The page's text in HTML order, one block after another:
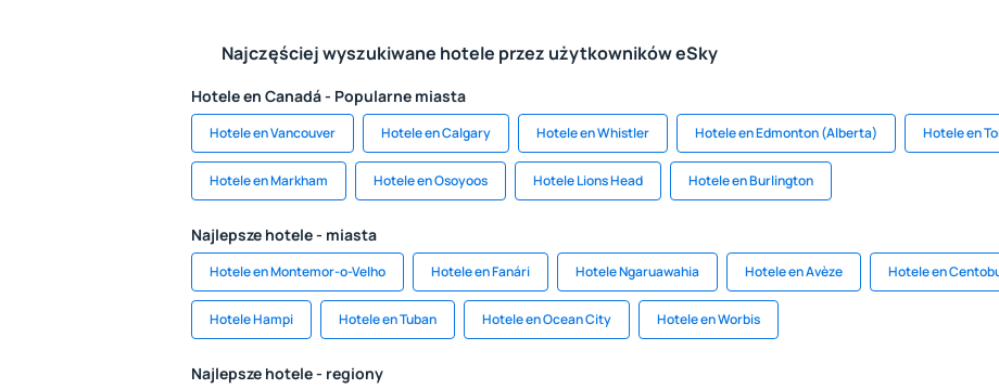
Najczęściej wyszukiwane hotele przez użytkowników eSky
Hotele en Canadá - Popularne miasta
Hotele en Vancouver Hotele en Calgary Hotele en Whistler Hotele en Edmonton (Alberta) Hotele en
Hotele en Markham Hotele en Osoyoos Hotele Lions Head Hotele en Burlington
Najlepsze hotele - miasta
Hotele en Montemor-o-Velho Hotele en Fanári Hotele Ngaruawahia Hotele en Avèze Hotele en
Hotele Hampi Hotele en Tuban Hotele en Ocean City Hotele en Worbis
Najlepsze hotele - regiony